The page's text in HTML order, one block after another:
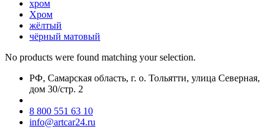
хром
Хром
жёлтый
чёрный матовый
No products were found matching your selection.
РФ, Самарская область, г. о. Тольятти, улица Северная,
дом 30/стр. 2
8 800 551 63 10
info@artcar24.ru